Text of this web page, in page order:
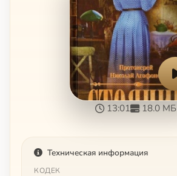
13:01 18.0 МБ
Техническая информация
КОДЕК